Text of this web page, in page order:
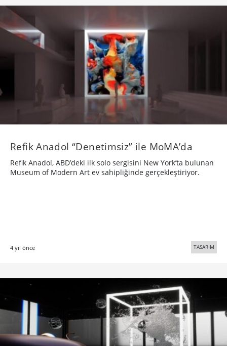
Refik Anadol “Denetimsiz” ile MoMA’da
Refik Anadol, ABD’deki ilk solo sergisini New York’ta bulunan
Museum of Modern Art ev sahipliğinde gerçekleştiriyor.
4 yıl önce TASARIM